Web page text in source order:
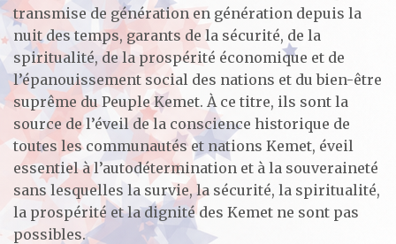
transmise de génération en génération depuis la
nuit des temps, garants de la sécurité, de la
spiritualité, de la prospérité économique et de
l’épanouissement social des nations et du bien-être
suprême du Peuple Kemet. À ce titre, ils sont la
source de l’éveil de la conscience historique de
toutes les communautés et nations Kemet, éveil
essentiel à l’autodétermination et à la souveraineté
sans lesquelles la survie, la sécurité, la spiritualité,
la prospérité et la dignité des Kemet ne sont pas
possibles.